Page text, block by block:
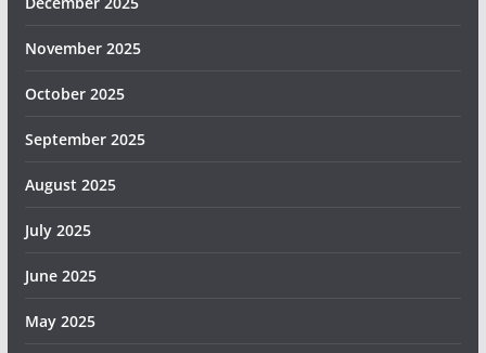
November 2025
October 2025
September 2025
August 2025
July 2025
June 2025
May 2025